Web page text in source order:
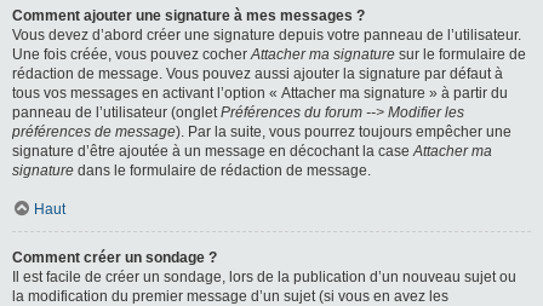
Comment ajouter une signature à mes messages ?
Vous devez d’abord créer une signature depuis votre panneau de l’utilisateur.
Une fois créée, vous pouvez cocherAttacher ma signature sur le formulaire de
rédaction de message. Vous pouvez aussi ajouter la signature par défaut à
tous vos messages en activant l’option « Attacher ma signature » à partir du
panneau de l’utilisateur (ongletPréférences du forum --> Modifier les
préférences de message). Par la suite, vous pourrez toujours empêcher une
signature d’être ajoutée à un message en décochant la caseAttacher ma
signature dans le formulaire de rédaction de message.
Haut
Comment créer un sondage ?
Il est facile de créer un sondage, lors de la publication d’un nouveau sujet ou
la modification du premier message d’un sujet (si vous en avez les